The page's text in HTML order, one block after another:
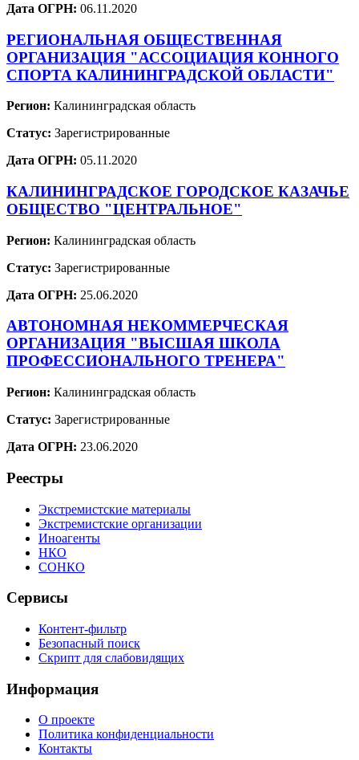
Дата ОГРН: 06.11.2020
РЕГИОНАЛЬНАЯ ОБЩЕСТВЕННАЯ
ОРГАНИЗАЦИЯ "АССОЦИАЦИЯ КОННОГО
СПОРТА КАЛИНИНГРАДСКОЙ ОБЛАСТИ"
Регион: Калининградская область
Статус: Зарегистрированные
Дата ОГРН: 05.11.2020
КАЛИНИНГРАДСКОЕ ГОРОДСКОЕ КАЗАЧЬЕ
ОБЩЕСТВО "ЦЕНТРАЛЬНОЕ"
Регион: Калининградская область
Статус: Зарегистрированные
Дата ОГРН: 25.06.2020
АВТОНОМНАЯ НЕКОММЕРЧЕСКАЯ
ОРГАНИЗАЦИЯ "ВЫСШАЯ ШКОЛА
ПРОФЕССИОНАЛЬНОГО ТРЕНЕРА"
Регион: Калининградская область
Статус: Зарегистрированные
Дата ОГРН: 23.06.2020
Реестры
Экстремистские материалы
Экстремистские организации
Иноагенты
НКО
СОНКО
Сервисы
Контент-фильтр
Безопасный поиск
Скрипт для слабовидящих
Информация
О проекте
Политика конфиденциальности
Контакты